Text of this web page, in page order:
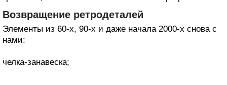
Возвращение ретродеталей
Элементы из 60-х, 90-х и даже начала 2000-х снова с
нами:
челка-занавеска;